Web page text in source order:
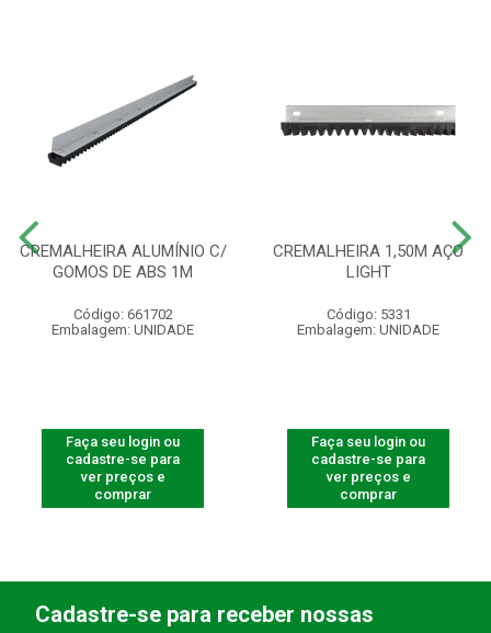
CREMALHEIRA ALUMÍNIO C/
GOMOS DE ABS 1M
Código: 661702
Embalagem: UNIDADE
Faça seu login ou
cadastre-se para
ver preços e
comprar
CREMALHEIRA 1,50M AÇO
LIGHT
Código: 5331
Embalagem: UNIDADE
Faça seu login ou
cadastre-se para
ver preços e
comprar
Cadastre-se para receber nossas